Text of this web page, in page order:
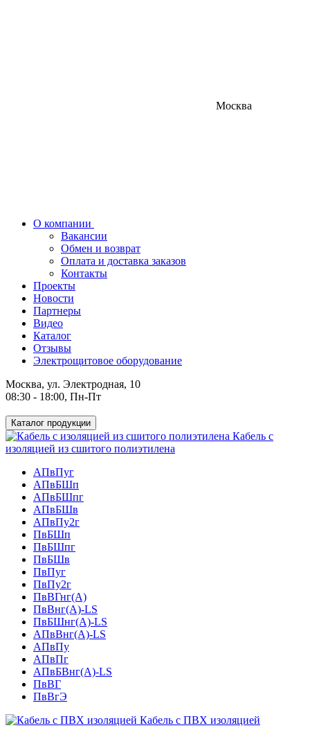
Москва
О компании
Вакансии
Обмен и возврат
Оплата и доставка заказов
Контакты
Проекты
Новости
Партнеры
Видео
Каталог
Отзывы
Электрощитовое оборудование
Москва, ул. Электродная, 10
08:30 - 18:00, Пн-Пт
Каталог продукции
Кабель с
изоляцией из сшитого полиэтилена
АПвПуг
АПвБШп
АПвБШпг
АПвБШв
АПвПу2г
ПвБШп
ПвБШпг
ПвБШв
ПвПуг
ПвПу2г
ПвВГнг(А)
ПвВнг(А)-LS
ПвБШнг(А)-LS
АПвВнг(А)-LS
АПвПу
АПвПг
АПвБВнг(А)-LS
ПвВГ
ПвВгЭ
Кабель с ПВХ изоляцией